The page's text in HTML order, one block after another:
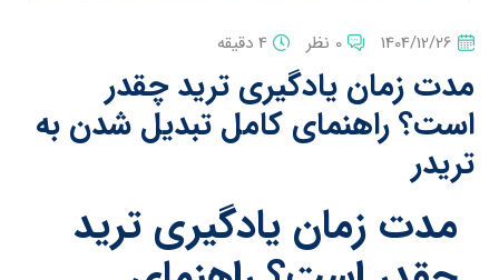
1404/12/26 0 نظر 4 دقیقه
مدت زمان یادگیری ترید چقدر
است؟ راهنمای کامل تبدیل شدن به
تریدر
مدت زمان یادگیری ترید